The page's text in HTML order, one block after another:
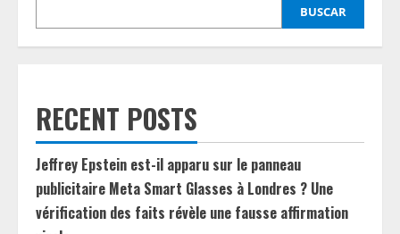
BUSCAR
RECENT POSTS
Jeffrey Epstein est-il apparu sur le panneau
publicitaire Meta Smart Glasses à Londres ? Une
vérification des faits révèle une fausse affirmation